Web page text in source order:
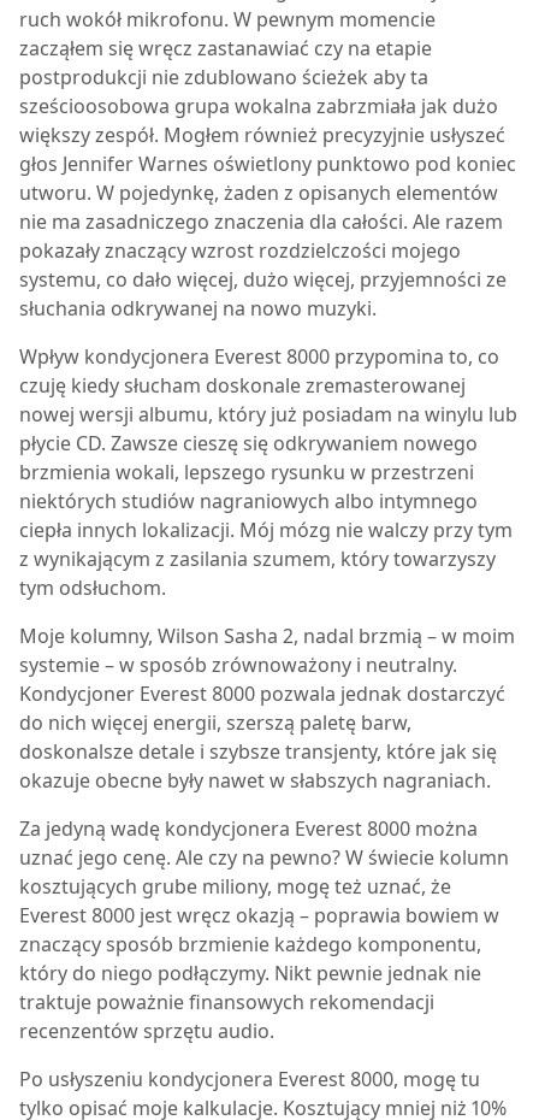
ruch wokół mikrofonu. W pewnym momencie
zacząłem się wręcz zastanawiać czy na etapie
postprodukcji nie zdublowano ścieżek aby ta
sześcioosobowa grupa wokalna zabrzmiała jak dużo
większy zespół. Mogłem również precyzyjnie usłyszeć
głos Jennifer Warnes oświetlony punktowo pod koniec
utworu. W pojedynkę, żaden z opisanych elementów
nie ma zasadniczego znaczenia dla całości. Ale razem
pokazały znaczący wzrost rozdzielczości mojego
systemu, co dało więcej, dużo więcej, przyjemności ze
słuchania odkrywanej na nowo muzyki.
Wpływ kondycjonera Everest 8000 przypomina to, co
czuję kiedy słucham doskonale zremasterowanej
nowej wersji albumu, który już posiadam na winylu lub
płycie CD. Zawsze cieszę się odkrywaniem nowego
brzmienia wokali, lepszego rysunku w przestrzeni
niektórych studiów nagraniowych albo intymnego
ciepła innych lokalizacji. Mój mózg nie walczy przy tym
z wynikającym z zasilania szumem, który towarzyszy
tym odsłuchom.
Moje kolumny, Wilson Sasha 2, nadal brzmią – w moim
systemie – w sposób zrównoważony i neutralny.
Kondycjoner Everest 8000 pozwala jednak dostarczyć
do nich więcej energii, szerszą paletę barw,
doskonalsze detale i szybsze transjenty, które jak się
okazuje obecne były nawet w słabszych nagraniach.
Za jedyną wadę kondycjonera Everest 8000 można
uznać jego cenę. Ale czy na pewno? W świecie kolumn
kosztujących grube miliony, mogę też uznać, że
Everest 8000 jest wręcz okazją – poprawia bowiem w
znaczący sposób brzmienie każdego komponentu,
który do niego podłączymy. Nikt pewnie jednak nie
traktuje poważnie finansowych rekomendacji
recenzentów sprzętu audio.
Po usłyszeniu kondycjonera Everest 8000, mogę tu
tylko opisać moje kalkulacje. Kosztujący mniej niż 10%